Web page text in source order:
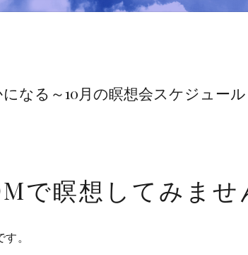
なる～10月の瞑想会スケジュール
で瞑想してみませ
。